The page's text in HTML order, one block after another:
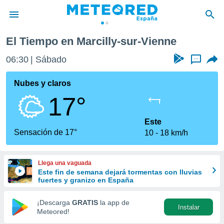
de
por
que se
calidad.
a este
las
y
forma
digital
basada
El Tiempo en Marcilly-sur-Vienne
06:30 Sábado ...
Nubes y claros
17°
Sensación de 17°
Este
10
18 km/h
Llega una vaguada
Este fin de semana dejará tormentas con lluvias
fuertes y granizo en España
¡Descarga GRATIS la app de
Meteored!
Instalar